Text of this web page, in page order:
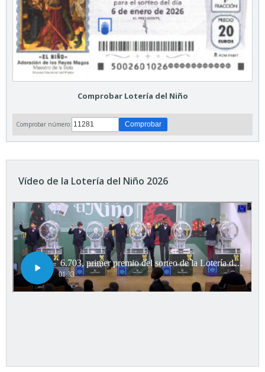
Comprobar Lotería del Niño
Comprobar número:
Vídeo de la Lotería del Niño 2026